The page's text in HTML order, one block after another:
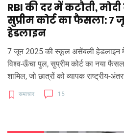
RBI की दर में कटौती,
सुप्रीम कोर्ट का फैसला:
हेडलाइन
7 जून 2025 की स्कूल असेंबली हेडलाइन में
विश्व‑ऊँचा पुल, सुप्रीम कोर्ट का नया
शामिल, जो छात्रों को व्यापक
समाचार 15